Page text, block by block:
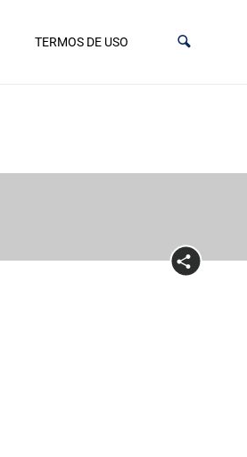
TERMOS DE USO